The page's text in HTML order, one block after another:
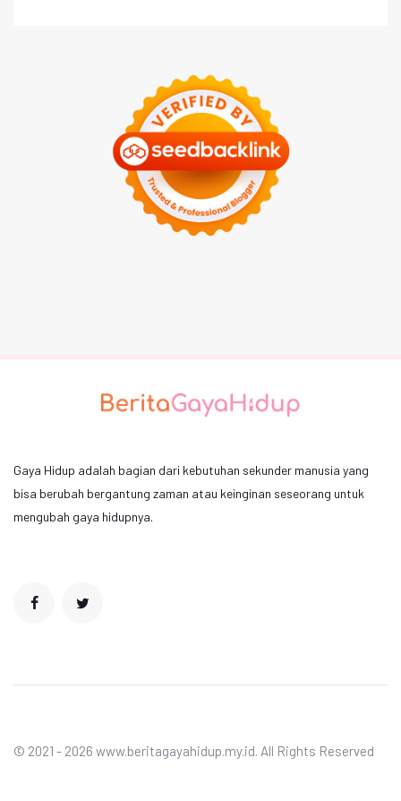
Gaya Hidup adalah bagian dari kebutuhan sekunder manusia yang
bisa berubah bergantung zaman atau keinginan seseorang untuk
mengubah gaya hidupnya.
© 2021 - 2026 www.beritagayahidup.my.id. All Rights Reserved